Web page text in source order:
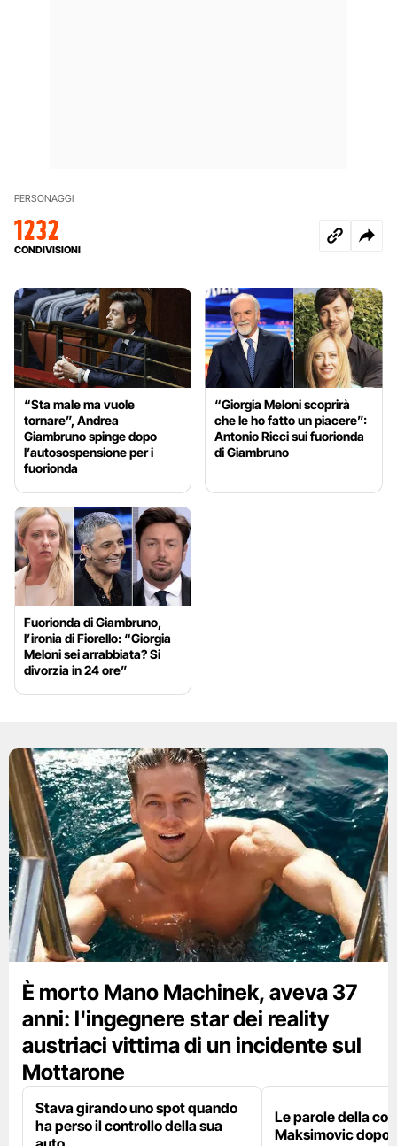
PERSONAGGI
1232
CONDIVISIONI
“Sta male ma vuole
tornare”, Andrea
Giambruno spinge dopo
l’autosospensione per i
fuorionda
“Giorgia Meloni scoprirà
che le ho fatto un piacere”:
Antonio Ricci sui fuorionda
di Giambruno
Fuorionda di Giambruno,
l’ironia di Fiorello: “Giorgia
Meloni sei arrabbiata? Si
divorzia in 24 ore”
È morto Mano Machinek, aveva 37
anni: l'ingegnere star dei reality
austriaci vittima di un incidente sul
Mottarone
Stava girando uno spot quando
ha perso il controllo della sua
Le parole della
Maksimovic dopo